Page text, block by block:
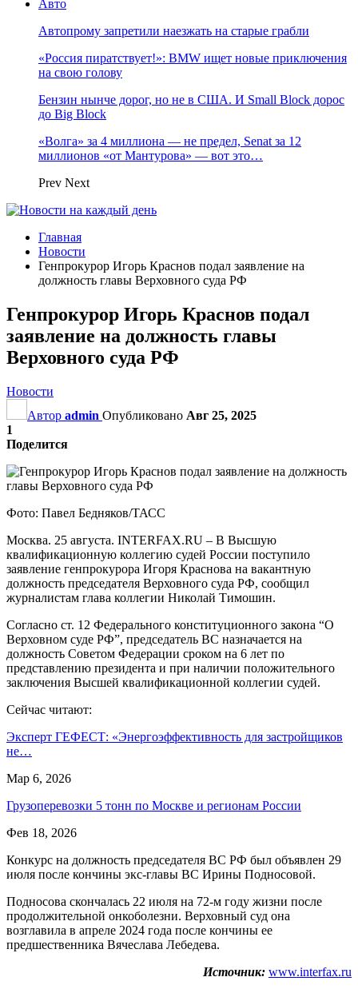
Авто
Автопрому запретили наезжать на старые грабли
«Россия пиратствует!»: BMW ищет новые приключения
на свою голову
Бензин нынче дорог, но не в США. И Small Block дорос
до Big Block
«Волга» за 4 миллиона — не предел, Senat за 12
миллионов «от Мантурова» — вот это…
Prev Next
Главная
Новости
Генпрокурор Игорь Краснов подал заявление на
должность главы Верховного суда РФ
Генпрокурор Игорь Краснов подал
заявление на должность главы
Верховного суда РФ
Новости
Автор admin Опубликовано Авг 25, 2025
1
Поделится
Фото: Павел Бедняков/ТАСС
Москва. 25 августа. INTERFAX.RU – В Высшую
квалификационную коллегию судей России поступило
заявление генпрокурора Игоря Краснова на вакантную
должность председателя Верховного суда РФ, сообщил
журналистам глава коллегии Николай Тимошин.
Согласно ст. 12 Федерального конституционного закона “О
Верховном суде РФ”, председатель ВС назначается на
должность Советом Федерации сроком на 6 лет по
представлению президента и при наличии положительного
заключения Высшей квалификационной коллегии судей.
Сейчас читают:
Эксперт ГЕФЕСТ: «Энергоэффективность для застройщиков
не…
Мар 6, 2026
Грузоперевозки 5 тонн по Москве и регионам России
Фев 18, 2026
Конкурс на должность председателя ВС РФ был объявлен 29
июля после кончины экс-главы ВС Ирины Подносовой.
Подносова скончалась 22 июля на 72-м году жизни после
продолжительной онкоболезни. Верховный суд она
возглавила в апреле 2024 года после кончины ее
предшественника Вячеслава Лебедева.
Источник: www.interfax.ru